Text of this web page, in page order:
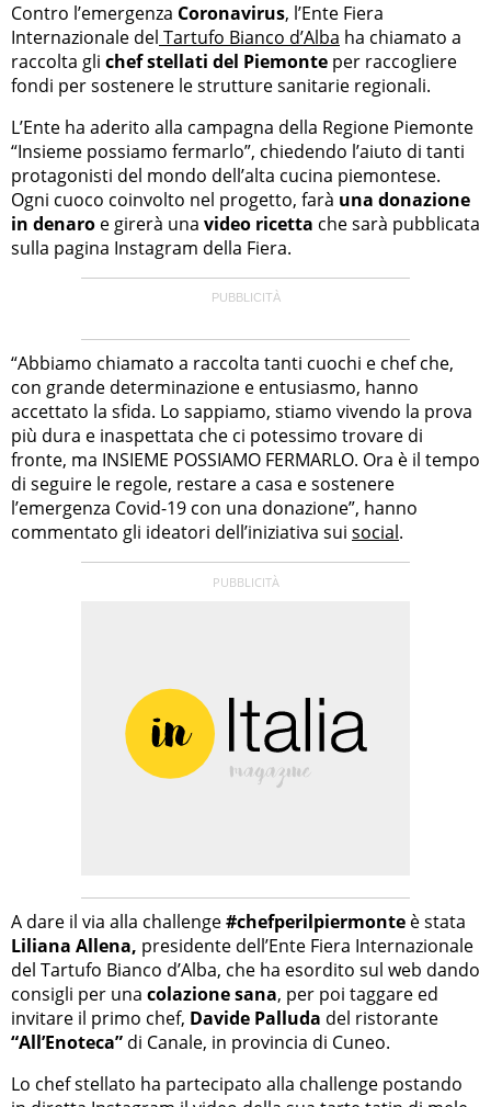
Contro l’emergenza Coronavirus, l’Ente Fiera
Internazionale del Tartufo Bianco d’Alba ha chiamato a
raccolta gli chef stellati del Piemonte per raccogliere
fondi per sostenere le strutture sanitarie regionali.
L’Ente ha aderito alla campagna della Regione Piemonte
“Insieme possiamo fermarlo”, chiedendo l’aiuto di tanti
protagonisti del mondo dell’alta cucina piemontese.
Ogni cuoco coinvolto nel progetto, farà una donazione
in denaro e girerà una video ricetta che sarà pubblicata
sulla pagina Instagram della Fiera.
“Abbiamo chiamato a raccolta tanti cuochi e chef che,
con grande determinazione e entusiasmo, hanno
accettato la sfida. Lo sappiamo, stiamo vivendo la prova
più dura e inaspettata che ci potessimo trovare di
fronte, ma INSIEME POSSIAMO FERMARLO. Ora è il tempo
di seguire le regole, restare a casa e sostenere
l’emergenza Covid-19 con una donazione”, hanno
commentato gli ideatori dell’iniziativa sui social.
A dare il via alla challenge#chefperilpiermonte è stata
Liliana Allena, presidente dell’Ente Fiera Internazionale
del Tartufo Bianco d’Alba, che ha esordito sul web dando
consigli per una colazione sana, per poi taggare ed
invitare il primo chef, Davide Palluda del ristorante
“All’Enoteca” di Canale, in provincia di Cuneo.
Lo chef stellato ha partecipato alla challenge postando